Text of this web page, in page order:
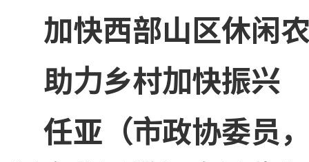
加快西部山区休闲
助力乡村加快振兴
任亚（市政协委员